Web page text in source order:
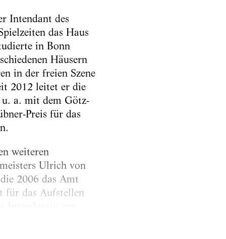
Intendant des
das Haus
in Bonn
Häusern
in der freien Szene
2012 leitet er die
u. a. mit dem Götz-
Preis für das
weiteren
Ulrich von
2006 das Amt
für das Aufstellen